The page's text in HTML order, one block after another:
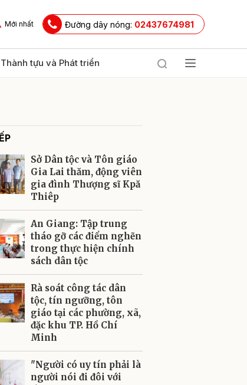
Mới nhất Đường dây nóng: 02437674981
Thành tựu và Phát triển
Sở Dân tộc và Tôn giáo
Gia Lai thăm, động viên
gia đình Thượng sĩ Kpă
Thiêp
An Giang: Tập trung
tháo gỡ các điểm nghẽn
trong thực hiện chính
sách dân tộc
Rà soát công tác dân
tộc, tín ngưỡng, tôn
giáo tại các phường, xã,
đặc khu TP. Hồ Chí
Minh
"Người có uy tín phải là
người nói đi đôi với